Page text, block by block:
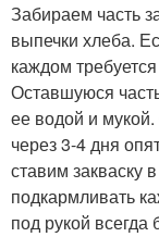
Забираем часть
выпечки хлеба.
каждом
Оставшуюся
ее водой и
через 3-4 дня
ставим закваску
подкармливать
под рукой